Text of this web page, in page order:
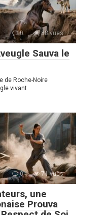
0 88 vues
Sauva le
de Roche-Noire
vivant
0 71 vues
une
Prouva